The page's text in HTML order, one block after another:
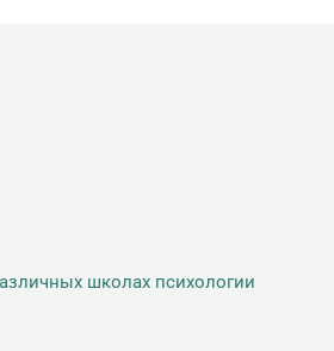
школах психологии